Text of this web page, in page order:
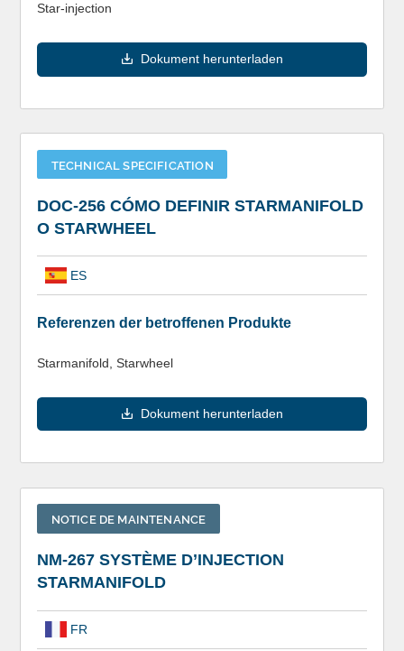
Star-injection
Dokument herunterladen
TECHNICAL SPECIFICATION
DOC-256 CÓMO DEFINIR STARMANIFOLD
O STARWHEEL
ES
Referenzen der betroffenen Produkte
Starmanifold, Starwheel
Dokument herunterladen
NOTICE DE MAINTENANCE
NM-267 SYSTÈME D’INJECTION
STARMANIFOLD
FR